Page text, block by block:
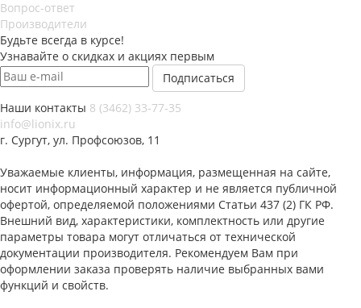
Вопрос-ответ
Производители
Будьте всегда в курсе!
Узнавайте о скидках и акциях первым
Наши контакты 8 (3462) 33-77-35
info@lionix.ru
г. Сургут, ул. Профсоюзов, 11
Уважаемые клиенты, информация, размещенная на сайте,
носит информационный характер и не является публичной
офертой, определяемой положениями Статьи 437 (2) ГК РФ.
Внешний вид, характеристики, комплектность или другие
параметры товара могут отличаться от технической
документации производителя. Рекомендуем Вам при
оформлении заказа проверять наличие выбранных вами
функций и свойств.